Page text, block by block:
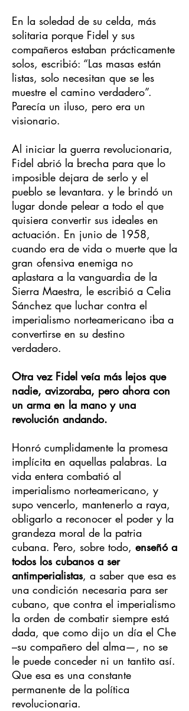
En la soledad de su celda, más
solitaria porque Fidel y sus
compañeros estaban prácticamente
solos, escribió: “Las masas están
listas, solo necesitan que se les
muestre el camino verdadero”.
Parecía un iluso, pero era un
visionario.
Al iniciar la guerra revolucionaria,
Fidel abrió la brecha para que lo
imposible dejara de serlo y el
pueblo se levantara. y le brindó un
lugar donde pelear a todo el que
quisiera convertir sus ideales en
actuación. En junio de 1958,
cuando era de vida o muerte que la
gran ofensiva enemiga no
aplastara a la vanguardia de la
Sierra Maestra, le escribió a Celia
Sánchez que luchar contra el
imperialismo norteamericano iba a
convertirse en su destino
verdadero.
Otra vez Fidel veía más lejos que
nadie, avizoraba, pero ahora con
un arma en la mano y una
revolución andando.
Honró cumplidamente la promesa
implícita en aquellas palabras. La
vida entera combatió al
imperialismo norteamericano, y
supo vencerlo, mantenerlo a raya,
obligarlo a reconocer el poder y la
grandeza moral de la patria
cubana. Pero, sobre todo, enseñó a
todos los cubanos a ser
antimperialistas, a saber que esa es
una condición necesaria para ser
cubano, que contra el imperialismo
la orden de combatir siempre está
dada, que como dijo un día el Che
–su compañero del alma—, no se
le puede conceder ni un tantito así.
Que esa es una constante
permanente de la política
revolucionaria.